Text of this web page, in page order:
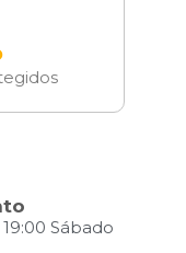
Sábado